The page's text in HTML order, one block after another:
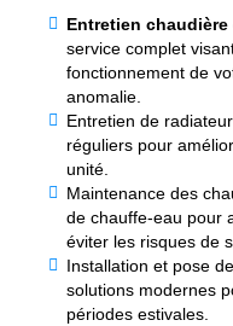
Entretien
service complet
fonctionnement de
anomalie.
Entretien de
réguliers pour
unité.
Maintenance des
de chauffe-eau pour
éviter les risques de
Installation et pose
solutions modernes
périodes estivales.